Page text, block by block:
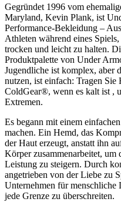
Gegründet 1996 vom
Maryland, Kevin Plank, ist
Performance-Bekleidung –
Athleten während eines
trocken und leicht zu halten.
Produktpalette von Under
Jugendliche ist komplex, aber
nutzen, ist einfach: Tragen
ColdGear®, wenn es kalt ist ,
Extremen.
Es begann mit einem
machen. Ein Hemd, das
der Haut erzeugt, anstatt ihn
Körper zusammenarbeitet, um
Leistung zu steigern. Durch
angetrieben von der Liebe zu
Unternehmen für menschliche
jede Grenze zu überschreiten.